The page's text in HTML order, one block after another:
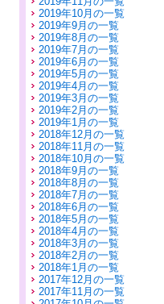
2019年10月の一覧
2019年9月の一覧
2019年8月の一覧
2019年7月の一覧
2019年6月の一覧
2019年5月の一覧
2019年4月の一覧
2019年3月の一覧
2019年2月の一覧
2019年1月の一覧
2018年12月の一覧
2018年11月の一覧
2018年10月の一覧
2018年9月の一覧
2018年8月の一覧
2018年7月の一覧
2018年6月の一覧
2018年5月の一覧
2018年4月の一覧
2018年3月の一覧
2018年2月の一覧
2018年1月の一覧
2017年12月の一覧
2017年11月の一覧